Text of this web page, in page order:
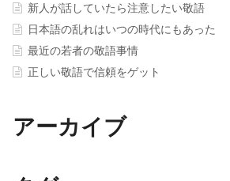
新人が話していたら注意したい敬語
日本語の乱れはいつの時代にもあった
最近の若者の敬語事情
正しい敬語で信頼をゲット
アーカイブ